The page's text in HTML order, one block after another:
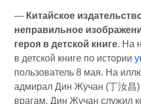
— Китайское
неправильное
героя в детской книге. На
в детской книге по истории
пользователь 8 мая. На
адмирал Дин Жучан (丁汝昌)
врагам. Дин Жучан служил